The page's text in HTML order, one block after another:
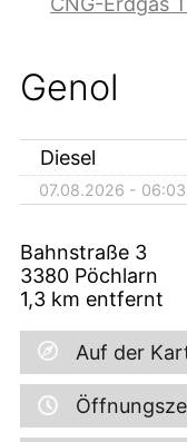
Genol
Diesel
07.08.2026 - 06:03
Bahnstraße 3
3380 Pöchlarn
1,3 km entfernt
Auf der